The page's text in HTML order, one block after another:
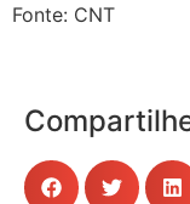
Fonte: CNT